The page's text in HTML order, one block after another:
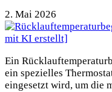
2. Mai 2026
Ein
ein spezielles
eingesetzt wird, um die